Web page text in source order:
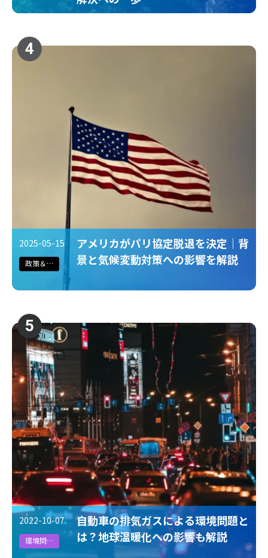
4
2025-05-15
政策＆法規制
アメリカがパリ協定脱退を決定｜背
景と気候変動対策への影響を解説
5
2022-10-07
環境問題
自動車の排気ガスによる環境問題と
は？地球温暖化への影響も解説